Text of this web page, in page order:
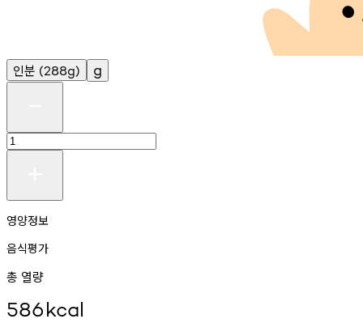
인분 (288g) g
영양정보
음식평가
총 열량
586kcal